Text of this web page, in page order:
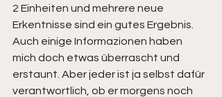
2 Einheiten und mehrere neue
Erkentnisse sind ein gutes Ergebnis.
Auch einige Informazionen haben
mich doch etwas überrascht und
erstaunt. Aber jeder ist ja selbst dafür
verantwortlich, ob er morgens noch